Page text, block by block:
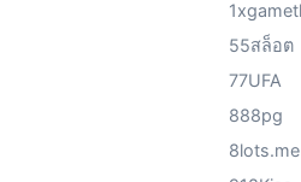
55สล็อต
77UFA
888pg
8lots.me